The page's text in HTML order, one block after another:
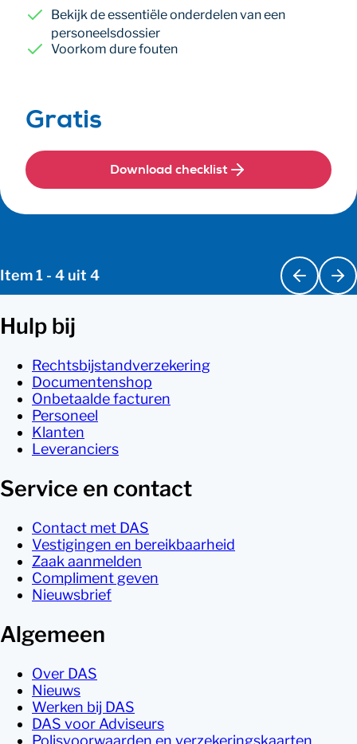
Bekijk de essentiële onderdelen van een
personeelsdossier
Voorkom dure fouten
Gratis
Download checklist
Item1 - 4 uit 4
Hulp bij
Rechtsbijstandverzekering
Documentenshop
Onbetaalde facturen
Personeel
Klanten
Leveranciers
Service en contact
Contact met DAS
Vestigingen en bereikbaarheid
Zaak aanmelden
Compliment geven
Nieuwsbrief
Algemeen
Over DAS
Nieuws
Werken bij DAS
DAS voor Adviseurs
Polisvoorwaarden en verzekeringskaarten